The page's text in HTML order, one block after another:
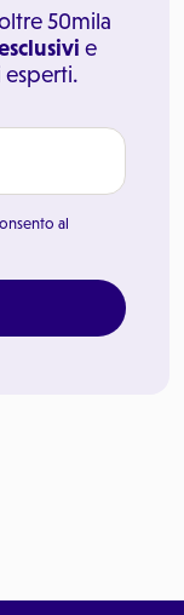
50mila
e
esperti.
al